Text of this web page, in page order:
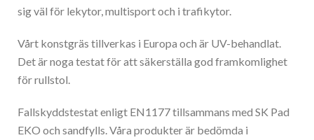
sig väl för lekytor, multisport och i trafikytor.
Vårt konstgräs tillverkas i Europa och är UV-behandlat.
Det är noga testat för att säkerställa god framkomlighet
för rullstol.
Fallskyddstestat enligt EN1177 tillsammans med SK Pad
EKO och sandfylls. Våra produkter är bedömda i